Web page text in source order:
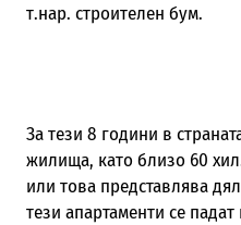
т.нар. строителен бум.
За тези 8 години в
жилища, като близо 60
или това представлява
тези апартаменти се